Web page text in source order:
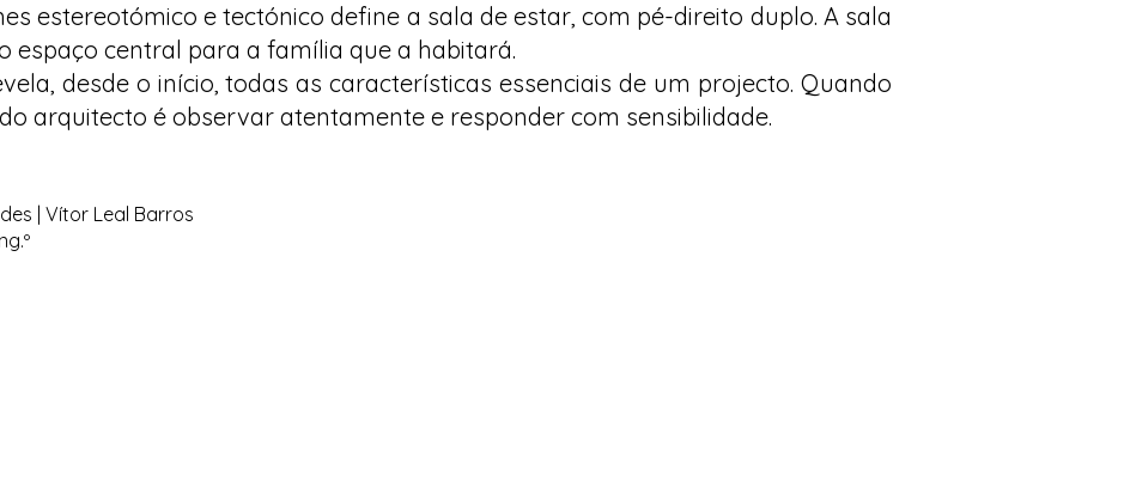
estereotómico e tectónico define a sala de estar, com pé-direito duplo. A sala
espaço central para a família que a habitará.
desde o início, todas as características essenciais de um projecto. Quando
arquitecto é observar atentamente e responder com sensibilidade.
| Vítor Leal Barros